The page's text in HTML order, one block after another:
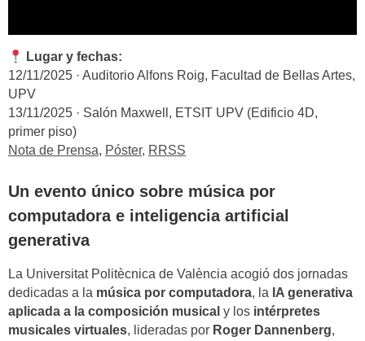
Lugar y fechas:
12/11/2025 · Auditorio Alfons Roig, Facultad de Bellas Artes,
UPV
13/11/2025 · Salón Maxwell, ETSIT UPV (Edificio 4D,
primer piso)
Nota de Prensa, Póster, RRSS
Un evento único sobre música por
computadora e inteligencia artificial
generativa
La Universitat Politècnica de València acogió dos jornadas
dedicadas a la música por computadora, la IA generativa
aplicada a la composición musical y los intérpretes
musicales virtuales, lideradas por Roger Dannenberg,